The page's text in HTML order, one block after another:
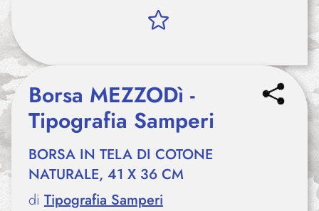
Borsa MEZZODì -
Tipografia Samperi
BORSA IN TELA DI COTONE
NATURALE, 41 X 36 CM
di Tipografia Samperi